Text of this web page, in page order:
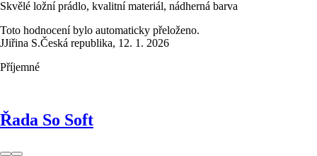
Skvělé ložní prádlo, kvalitní materiál, nádherná barva
Toto hodnocení bylo automaticky přeloženo.
JJiřina S.Česká republika, 12. 1. 2026
Příjemné
Řada So Soft